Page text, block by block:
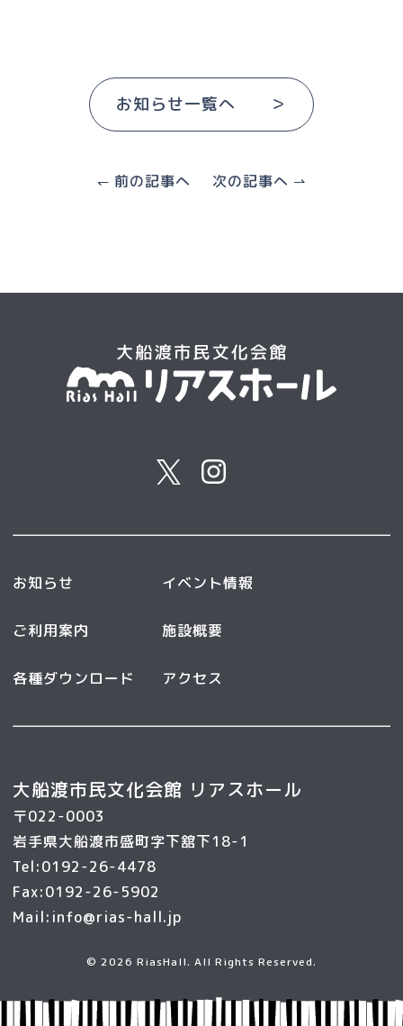
お知らせ一覧へ ＞
↽ 前の記事へ 次の記事へ ⇀
お知らせ イベント情報
ご利用案内 施設概要
各種ダウンロード アクセス
大船渡市民文化会館 リアスホール
〒022-0003
岩手県大船渡市盛町字下舘下18-1
Tel:0192-26-4478
Fax:0192-26-5902
Mail:info@rias-hall.jp
© 2026 RiasHall. All Rights Reserved.